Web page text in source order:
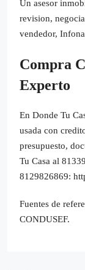
Un asesor
revision,
vendedor,
Compra
Experto
En Donde Tu
usada con
presupuesto,
Tu Casa al
8129826869:
Fuentes de
CONDUSEF.